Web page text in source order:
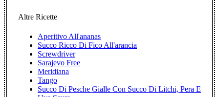
Altre Ricette
Aperitivo All'ananas
Succo Ricco Di Fico All'arancia
Screwdriver
Sarajevo Free
Meridiana
Tango
Succo Di Pesche Gialle Con Succo Di Litchi, Pera E